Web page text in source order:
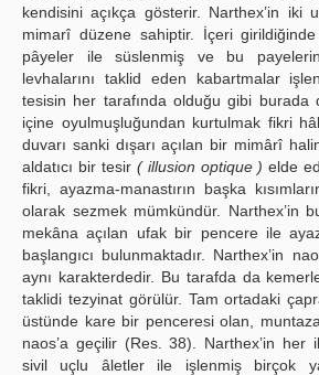
kendisini açıkça gösterir. Narthex’in iki
mimarî düzene sahiptir. İçeri
pâyeler ile süslenmiş ve bu
levhalarını taklid eden kabartmalar
tesisin her tarafında olduğu gibi burada
içine oyulmuşluğundan kurtulmak fikri
duvarı sanki dışarı açılan bir mimârî
aldatıcı bir tesir ( illusion optique ) elde
fikri, ayazma-manastırın başka
olarak sezmek mümkündür. Narthex’in
mekâna açılan ufak bir pencere ile
başlangıcı bulunmaktadır. Narthex’in
aynı karakterdedir. Bu tarafda da
taklidi tezyinat görülür. Tam ortadaki
üstünde kare bir penceresi olan,
naos’a geçilir (Res. 38). Narthex’in her
sivil uçlu âletler ile işlenmiş birçok